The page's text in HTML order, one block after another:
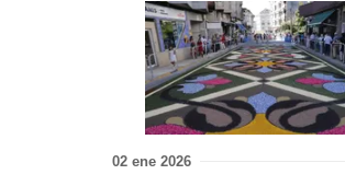
02 ene 2026